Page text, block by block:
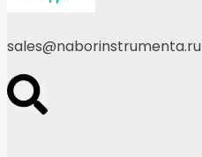
sales@naborinstrumenta.ru